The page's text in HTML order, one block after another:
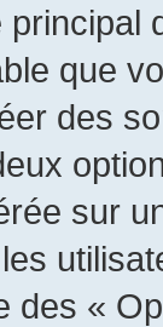
que
des
sur
des «